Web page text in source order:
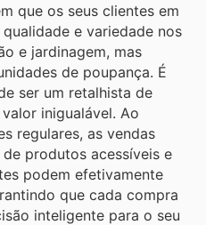
que os seus clientes em
e variedade nos
e jardinagem, mas
de poupança. É
ser um retalhista de
inigualável. Ao
regulares, as vendas
produtos acessíveis e
podem efetivamente
que cada compra
inteligente para o seu